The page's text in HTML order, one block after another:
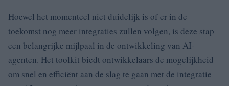
Hoewel het momenteel niet duidelijk is of er in de
toekomst nog meer integraties zullen volgen, is deze stap
een belangrijke mijlpaal in de ontwikkeling van AI-
agenten. Het toolkit biedt ontwikkelaars de mogelijkheid
om snel en efficiënt aan de slag te gaan met de integratie